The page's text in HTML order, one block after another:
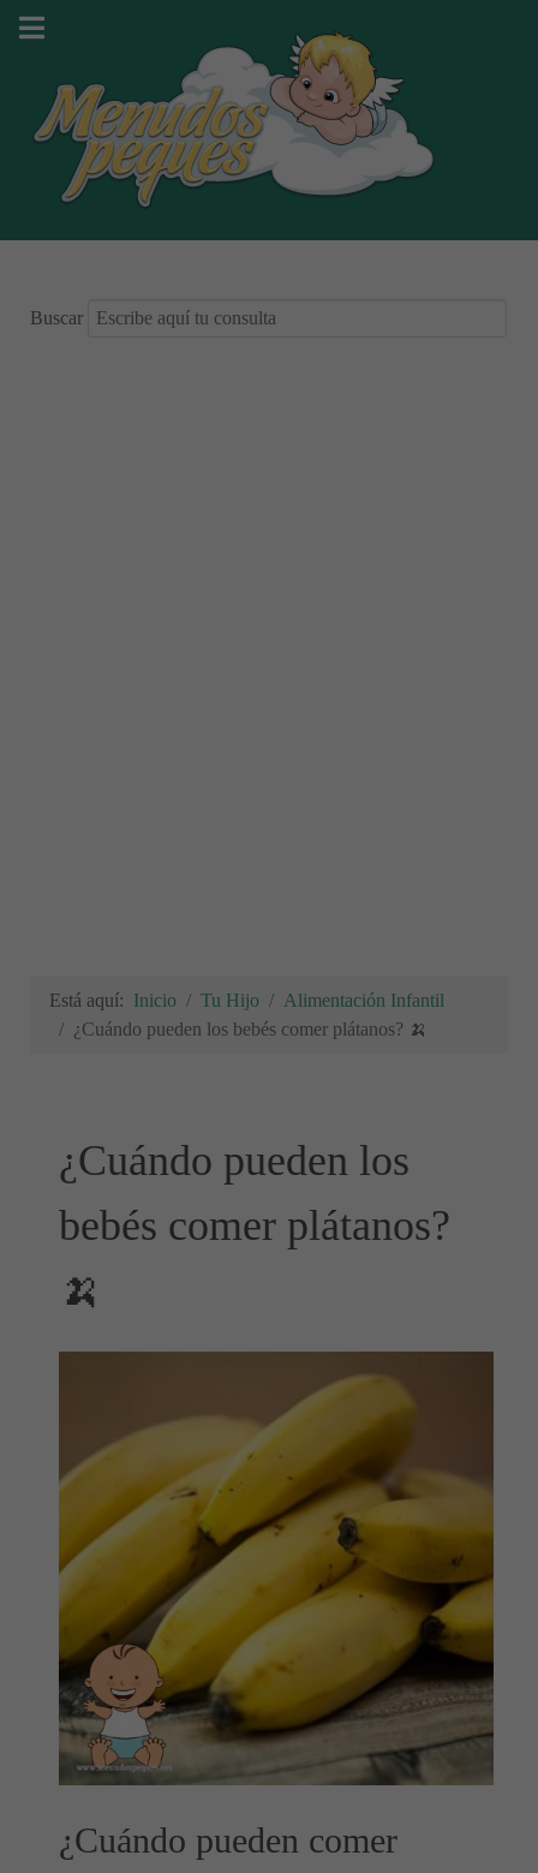
Buscar
Está aquí: Inicio Tu Hijo
Alimentación Infantil
¿Cuándo pueden los bebés comer plátanos? 🍌
¿Cuándo pueden los
bebés comer plátanos?
🍌
¿Cuándo pueden comer